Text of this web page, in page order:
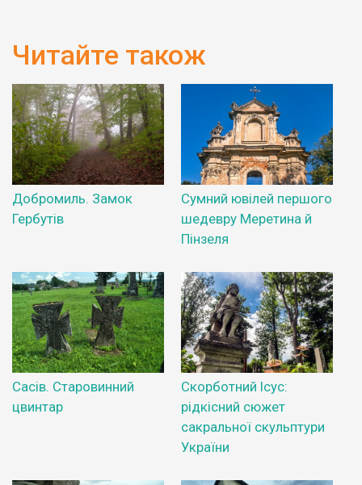
Читайте також
Добромиль. Замок
Гербутів
Сумний ювілей першого
шедевру Меретина й
Пінзеля
Сасів. Старовинний
цвинтар
Скорботний Ісус:
рідкісний сюжет
сакральної скульптури
України